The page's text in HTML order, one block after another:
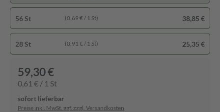
56 St (0,69 € / 1 St) 38,85 €
28 St (0,91 € / 1 St) 25,35 €
59,30 €
0,61 € / 1 St
sofort lieferbar
Preise inkl. MwSt. ggf. zzgl. Versandkosten